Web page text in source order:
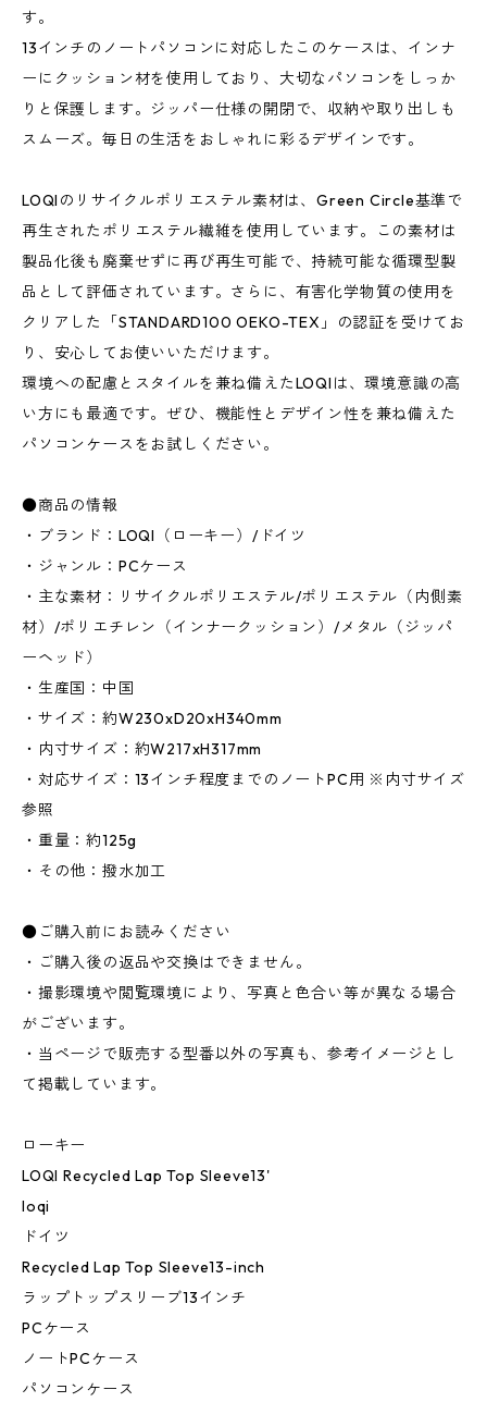
す。
13インチのノートパソコンに対応したこのケースは、インナ
ーにクッション材を使用しており、大切なパソコンをしっか
りと保護します。ジッパー仕様の開閉で、収納や取り出しも
スムーズ。毎日の生活をおしゃれに彩るデザインです。
LOQIのリサイクルポリエステル素材は、Green Circle基準で
再生されたポリエステル繊維を使用しています。この素材は
製品化後も廃棄せずに再び再生可能で、持続可能な循環型製
品として評価されています。さらに、有害化学物質の使用を
クリアした「STANDARD100 OEKO-TEX」の認証を受けてお
り、安心してお使いいただけます。
環境への配慮とスタイルを兼ね備えたLOQIは、環境意識の高
い方にも最適です。ぜひ、機能性とデザイン性を兼ね備えた
パソコンケースをお試しください。
●商品の情報
・ブランド：LOQI（ローキー）/ドイツ
・ジャンル：PCケース
・主な素材：リサイクルポリエステル/ポリエステル（内側素
材）/ポリエチレン（インナークッション）/メタル（ジッパ
ーヘッド）
・生産国：中国
・サイズ：約W230xD20xH340mm
・内寸サイズ：約W217xH317mm
・対応サイズ：13インチ程度までのノートPC用 ※内寸サイズ
参照
・重量：約125g
・その他：撥水加工
●ご購入前にお読みください
・ご購入後の返品や交換はできません。
・撮影環境や閲覧環境により、写真と色合い等が異なる場合
がございます。
・当ページで販売する型番以外の写真も、参考イメージとし
て掲載しています。
ローキー
LOQI Recycled Lap Top Sleeve13'
loqi
ドイツ
Recycled Lap Top Sleeve13-inch
ラップトップスリーブ13インチ
PCケース
ノートPCケース
パソコンケース